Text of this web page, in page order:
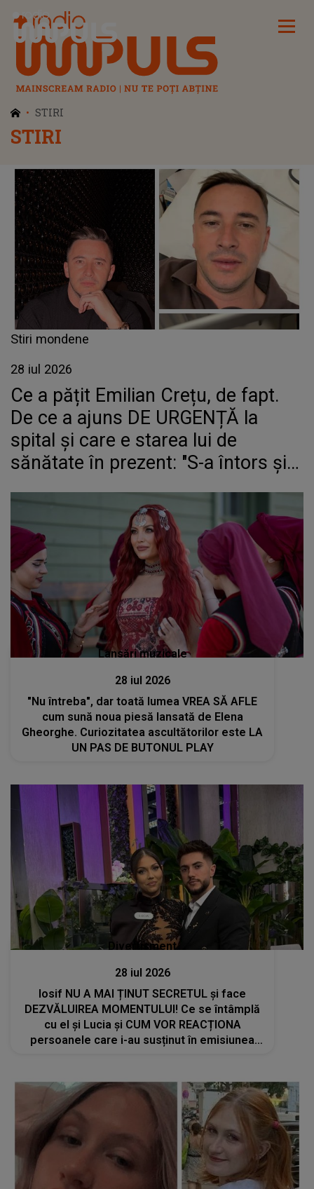
Radio Impuls
STIRI
STIRI
Stiri mondene
28 iul 2026
Ce a pățit Emilian Crețu, de fapt.
De ce a ajuns DE URGENȚĂ la
spital și care e starea lui de
sănătate în prezent: "S-a întors și
Lansări muzicale
28 iul 2026
"Nu întreba", dar toată lumea VREA SĂ AFLE
cum sună noua piesă lansată de Elena
Gheorghe. Curiozitatea ascultătorilor este LA
UN PAS DE BUTONUL PLAY
Divertisment
28 iul 2026
Iosif NU A MAI ȚINUT SECRETUL și face
DEZVĂLUIREA MOMENTULUI! Ce se întâmplă
cu el și Lucia și CUM VOR REACȚIONA
persoanele care i-au susținut în emisiunea